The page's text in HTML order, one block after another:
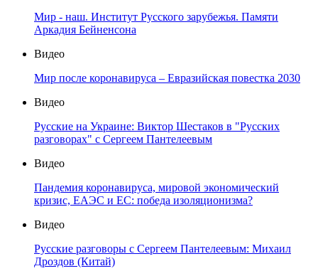
Мир - наш. Институт Русского зарубежья. Памяти
Аркадия Бейненсона
Видео
Мир после коронавируса – Евразийская повестка 2030
Видео
Русские на Украине: Виктор Шестаков в "Русских
разговорах" с Сергеем Пантелеевым
Видео
Пандемия коронавируса, мировой экономический
кризис, ЕАЭС и ЕС: победа изоляционизма?
Видео
Русские разговоры с Сергеем Пантелеевым: Михаил
Дроздов (Китай)